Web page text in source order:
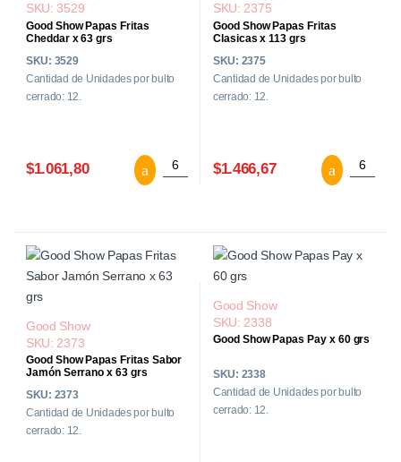
SKU: 3529
Good Show Papas Fritas
Cheddar x 63 grs
SKU: 3529
Cantidad de Unidades por bulto
cerrado: 12.
$1.061,80 Good Show Papas Fritas Cheddar x 63
SKU: 2375
Good Show Papas Fritas
Clasicas x 113 grs
SKU: 2375
Cantidad de Unidades por bulto
cerrado: 12.
$1.466,67 Good
Good Show
SKU: 2373
Good Show Papas Fritas Sabor
Jamón Serrano x 63 grs
SKU: 2373
Cantidad de Unidades por bulto
cerrado: 12.
Good Show
SKU: 2338
Good Show Papas Pay x 60 grs
SKU: 2338
Cantidad de Unidades por bulto
cerrado: 12.